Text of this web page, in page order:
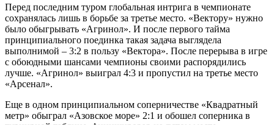
Перед последним туром глобальная интрига в чемпионате
сохранялась лишь в борьбе за третье место. «Вектору» нужно
было обыгрывать «Агринол». И после первого тайма
принципиального поединка такая задача выглядела
выполнимой – 3:2 в пользу «Вектора». После перерыва в игре
с обоюдными шансами чемпионы своими распорядились
лучше. «Агринол» выиграл 4:3 и пропустил на третье место
«Арсенал».
Еще в одном принципиальном соперничестве «Квадратный
метр» обыграл «Азовское море» 2:1 и обошел соперника в